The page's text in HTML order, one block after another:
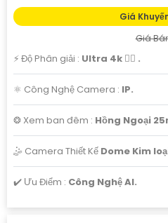
Giá
Giá
️⚡ Độ Phân giải : Ultra 4k 👍🏾 .
⚛️ Công Nghệ Camera : IP.
❂ Xem ban đêm : Hồng Ngoại
🤹 Camera Thiết Kế Dome Kim
️✔️ Ưu Điểm : Công Nghệ AI.